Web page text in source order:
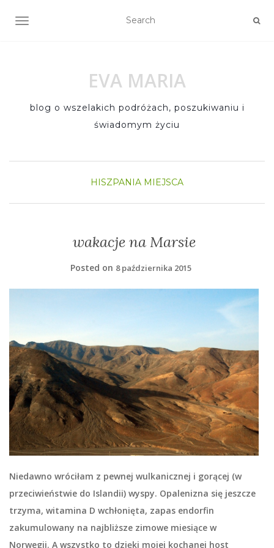
TOGGLE NAVIGATION
EVA MARIA
blog o wszelakich podróżach, poszukiwaniu i
świadomym życiu
HISZPANIA MIEJSCA
wakacje na Marsie
Posted on 8 października 2015
Niedawno wróciłam z pewnej wulkanicznej i gorącej (w
przeciwieństwie do Islandii) wyspy. Opalenizna się jeszcze
trzyma, witamina D wchłonięta, zapas endorfin
zakumulowany na najbliższe zimowe miesiące w
Norwegii. A wszystko to dzięki mojej kochanej host